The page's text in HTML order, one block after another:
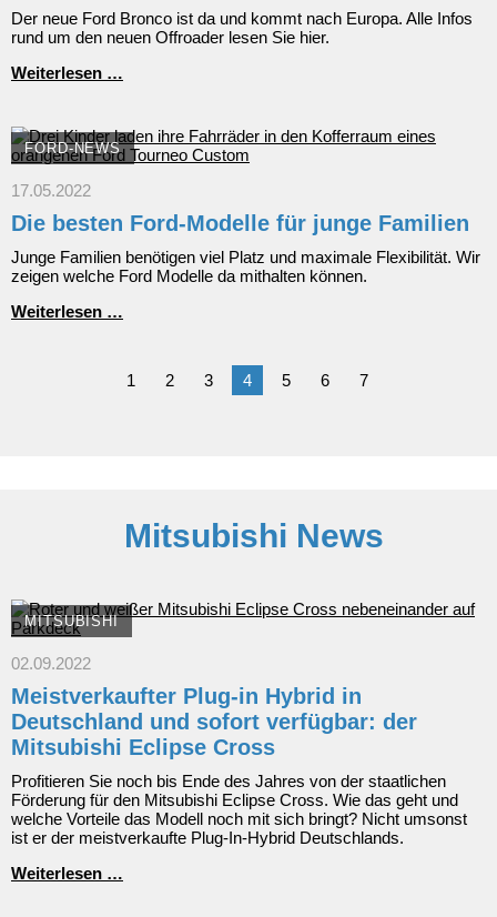
Der neue Ford Bronco ist da und kommt nach Europa. Alle Infos
rund um den neuen Offroader lesen Sie hier.
Weiterlesen …
Bronco:
Ikonischer
Geländewagen
streng
Auflage
auf
europäischen
FORD-NEWS
17.05.2022
Die besten Ford-Modelle für junge Familien
Junge Familien benötigen viel Platz und maximale Flexibilität. Wir
zeigen welche Ford Modelle da mithalten können.
Weiterlesen …
für
1 2 3 4 5 6 7
Mitsubishi News
MITSUBISHI
02.09.2022
Meistverkaufter Plug-in Hybrid in
Deutschland und sofort verfügbar: der
Mitsubishi Eclipse Cross
Profitieren Sie noch bis Ende des Jahres von der staatlichen
Förderung für den Mitsubishi Eclipse Cross. Wie das geht und
welche Vorteile das Modell noch mit sich bringt? Nicht umsonst
ist er der meistverkaufte Plug-In-Hybrid Deutschlands.
Weiterlesen …